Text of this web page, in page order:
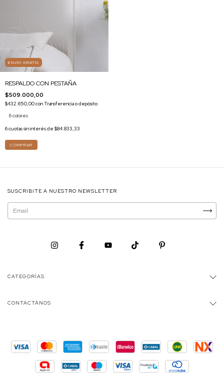
ENVÍO GRATIS
RESPALDO CON PESTAÑA
$509.000,00
$432.650,00conTransferencia o depósito
6 colores
6cuotas sin interés de $84.833,33
COMPRAR
SUSCRIBITE A NUESTRO NEWSLETTER
CATEGORÍAS
CONTACTÁNOS